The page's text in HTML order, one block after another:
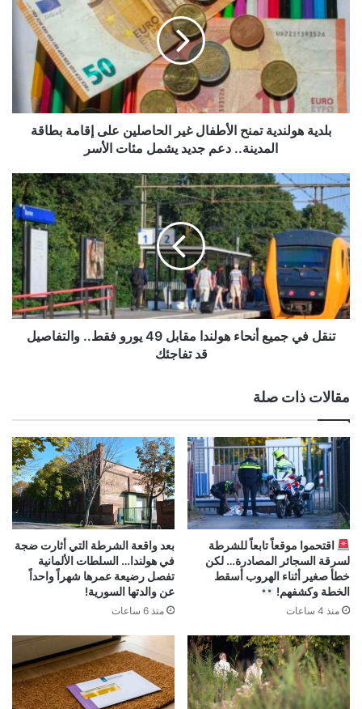
تمنح
الأطفال
غير
على
إقامة
بطاقة
المدينة..
يشمل
مئات
الأسر
بلدية هولندية تمنح الأطفال غير الحاصلين على إقامة بطاقة
المدينة.. دعم جديد يشمل مئات الأسر
تنقل
في
جميع
أنحاء
هولندا
مقابل
49
يورو
فقط..
والتفاصيل
تنقل في جميع أنحاء هولندا مقابل 49 يورو فقط.. والتفاصيل
قد تفاجئك
مقالات ذات صلة
اقتحموا موقعاً تابعاً للشرطة
لسرقة السجائر المصادرة… لكن
خطأ صغير أثناء الهروب أسقط
الخطة وكشفهم!
منذ 4 ساعات
بعد واقعة الشرطة التي أثارت ضجة
في هولندا… السلطات الألمانية
تفصل رضيعة عمرها شهراً واحداً
عن والدتها السورية!
منذ 6 ساعات